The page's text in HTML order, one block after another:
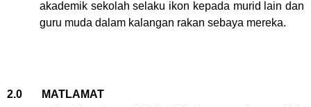
akademik sekolah selaku ikon kepada murid lain dan
guru muda dalam kalangan rakan sebaya mereka.
2.0 MATLAMAT